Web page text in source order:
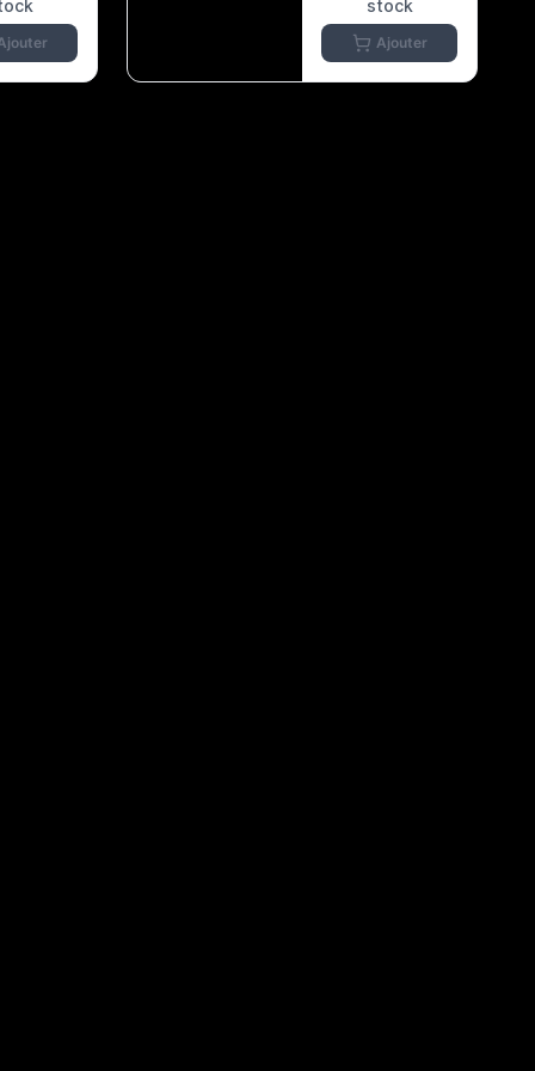
stock
Ajouter